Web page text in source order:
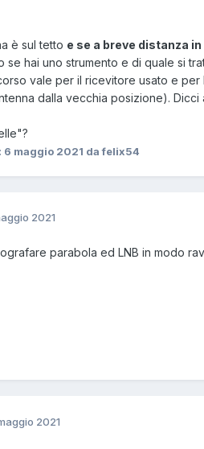
è sul tetto e se a breve distanza
se hai uno strumento e di quale si
vale per il ricevitore usato e
dalla vecchia posizione).
6 maggio 2021 da felix54
2021
parabola ed LNB in modo
2021